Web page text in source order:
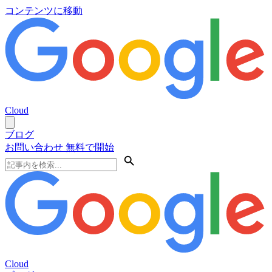
コンテンツに移動
Cloud
ブログ
お問い合わせ 無料で開始
Cloud